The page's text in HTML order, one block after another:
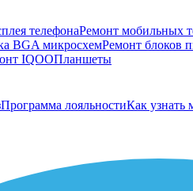
телефонаРемонт мобильных
BGA микросхемРемонт блоков
IQOOПланшеты
Программа лояльностиКак узнать